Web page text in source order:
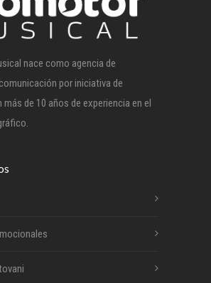
nace como agencia de
por iniciativa de
de 10 años de experiencia en el